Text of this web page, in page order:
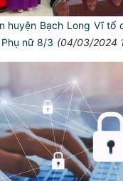
huyện Bạch Long Vĩ tổ
nữ 8/3 (04/03/2024